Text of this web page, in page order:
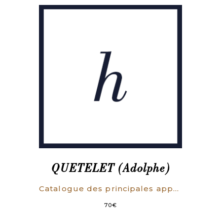
QUETELET (Adolphe)
Catalogue des principales apparitions d’étoiles filantes (Mémoire lu à la séance du 8 juin 1839).
70€